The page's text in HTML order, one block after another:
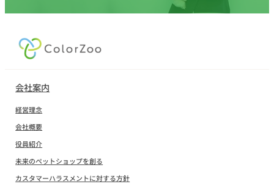
会社案内
経営理念
会社概要
役員紹介
未来のペットショップを創る
カスタマーハラスメントに対する方針